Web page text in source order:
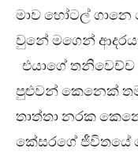
මාව හෝටල්
වුනේ මගෙන්
එයාගේ
පුළුවන් කෙනෙක්
තාත්තා නරක
කේසරගේ